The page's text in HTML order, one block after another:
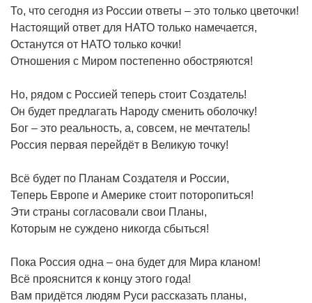
То, что сегодня из России ответы – это только цветочки!
Настоящий ответ для НАТО только намечается,
Останутся от НАТО только кочки!
Отношения с Миром постепенно обостряются!
Но, рядом с Россией теперь стоит Создатель!
Он будет предлагать Народу сменить оболочку!
Бог – это реальность, а, совсем, не мечтатель!
Россия первая перейдёт в Великую точку!
Всё будет по Планам Создателя и России,
Теперь Европе и Америке стоит поторопиться!
Эти страны согласовали свои Планы,
Которым не суждено никогда сбыться!
Пока Россия одна – она будет для Мира кланом!
Всё прояснится к концу этого года!
Вам придётся людям Руси рассказать планы,